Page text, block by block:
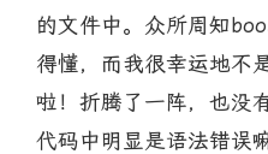
的文件中。众所周知
得懂，而我很幸运地不
啦！折腾了一阵，也没
代码中明显是语法错误